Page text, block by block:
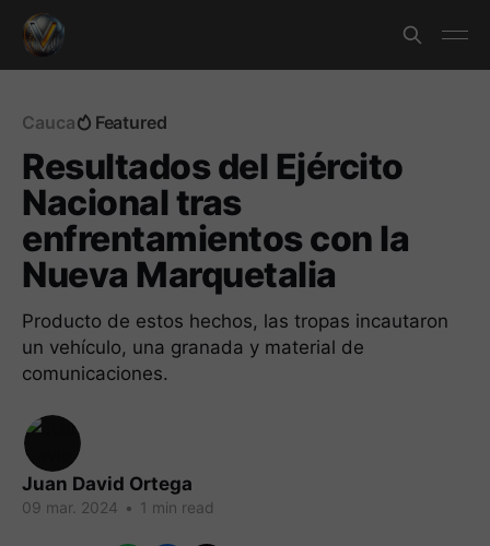
Cauca Featured
Resultados del Ejército
Nacional tras
enfrentamientos con la
Nueva Marquetalia
Producto de estos hechos, las tropas incautaron
un vehículo, una granada y material de
comunicaciones.
Juan David Ortega
09 mar. 2024 • 1 min read